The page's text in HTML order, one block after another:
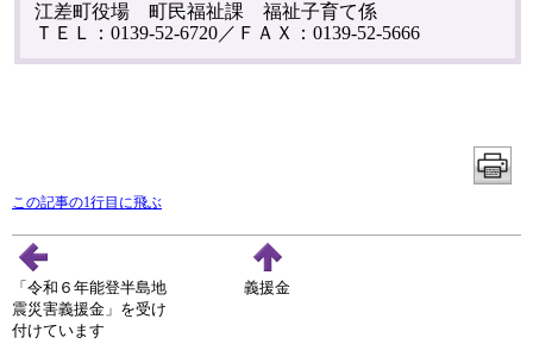
江差町役場 町民福祉課 福祉子育て係
ＴＥＬ：0139-52-6720／ＦＡＸ：0139-52-5666
この記事の1行目に飛ぶ
「令和６年能登半島地
震災害義援金」を受け
付けています
義援金